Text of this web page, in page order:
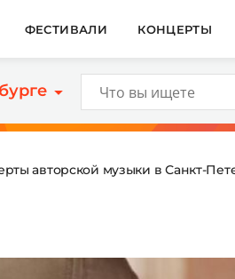
ФЕСТИВАЛИ КОНЦЕРТЫ
авторской музыки в Санкт-